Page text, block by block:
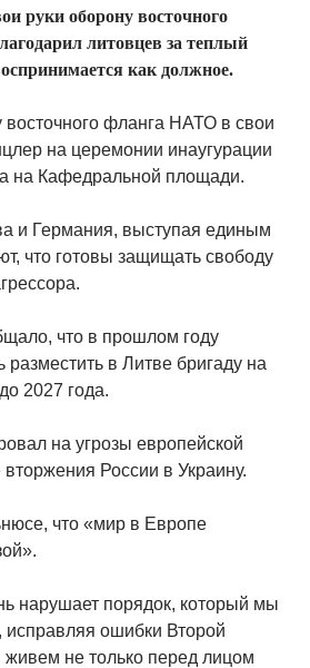
руки оборону восточного
литовцев за теплый
как должное.
фланга НАТО в свои
на церемонии инаугурации
на Кафедральной площади.
и Германия, выступая единым
что готовы защищать свободу
что в прошлом году
разместить в Литве бригаду на
2027 года.
на угрозы европейской
вторжения России в Украину.
что «мир в Европе
нарушает порядок, который мы
исправляя ошибки Второй
не только перед лицом